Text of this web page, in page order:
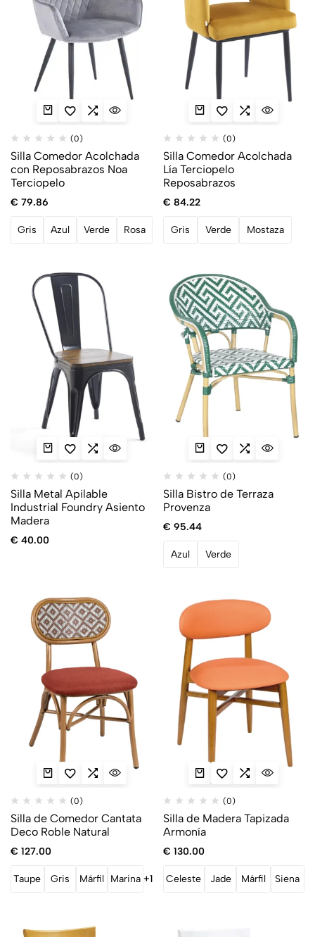
(0)
Silla Comedor Acolchada
con Reposabrazos Noa
Terciopelo
€ 79.86
Gris Azul Verde Rosa
(0)
Silla Comedor Acolchada
Lía Terciopelo
Reposabrazos
€ 84.22
Gris Verde Mostaza
(0)
Silla Metal Apilable
Industrial Foundry Asiento
Madera
€ 40.00
(0)
Silla Bistro de Terraza
Provenza
€ 95.44
Azul Verde
(0)
Silla de Comedor Cantata
Deco Roble Natural
€ 127.00
Taupe Gris Márfil Marina +1
(0)
Silla de Madera Tapizada
Armonía
€ 130.00
Celeste Jade Márfil Siena